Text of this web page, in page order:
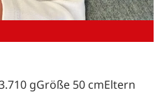
gGröße 50 cmEltern